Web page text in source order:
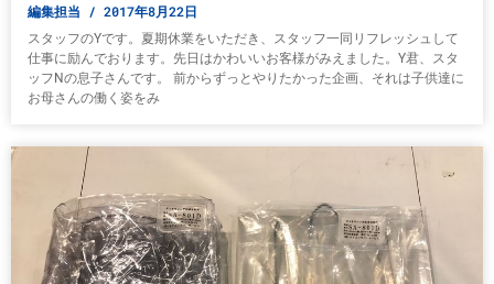
編集担当 2017年8月22日
スタッフのYです。夏期休業をいただき、スタッフ一同リフレッシュして
仕事に励んでおります。先日はかわいいお客様がみえました。Y君、スタ
ッフNの息子さんです。 前からずっとやりたかった企画、それは子供達に
お母さんの働く姿をみ